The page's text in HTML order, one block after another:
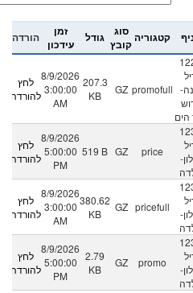
הורדה
זמן
עידכון
גודל
סוג
קובץקטגוריה
לחץ
להורדה
8/9/2026
3:00:00
AM
207.3
KB
GZ promofull
הים
לחץ
להורדה
8/9/2026
5:00:00
PM
519 B GZ price
לחץ
להורדה
8/9/2026
3:00:00
AM
380.62
KB
GZ pricefull
לחץ
להורדה
8/9/2026
5:00:00
PM
2.79
KB
GZ promo